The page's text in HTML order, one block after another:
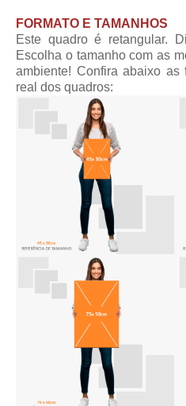
FORMATO E TAMANHOS
Este quadro é retangular.
Escolha o tamanho com as
ambiente! Confira abaixo as
real dos quadros: